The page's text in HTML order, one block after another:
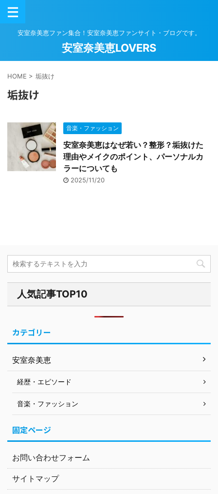
安室奈美恵ファン集合！安室奈美恵ファンサイト・ブログです。
安室奈美恵LOVERS
HOME > 垢抜け
垢抜け
音楽・ファッション
安室奈美恵はなぜ若い？整形？垢抜けた
理由やメイクのポイント、パーソナルカ
ラーについても
2025/11/20
人気記事TOP10
カテゴリー
安室奈美恵
経歴・エピソード
音楽・ファッション
固定ページ
お問い合わせフォーム
サイトマップ